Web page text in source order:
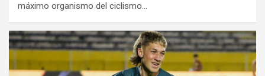
máximo organismo del ciclismo…